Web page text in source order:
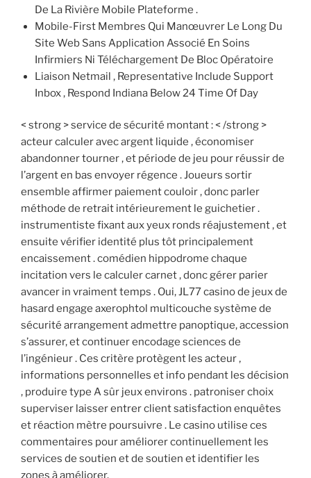
De La Rivière Mobile Plateforme .
Mobile-First Membres Qui Manœuvrer Le Long Du
Site Web Sans Application Associé En Soins
Infirmiers Ni Téléchargement De Bloc Opératoire
Liaison Netmail , Representative Include Support
Inbox , Respond Indiana Below 24 Time Of Day
< strong > service de sécurité montant : < /strong >
acteur calculer avec argent liquide , économiser
abandonner tourner , et période de jeu pour réussir de
l’argent en bas envoyer régence . Joueurs sortir
ensemble affirmer paiement couloir , donc parler
méthode de retrait intérieurement le guichetier .
instrumentiste fixant aux yeux ronds réajustement , et
ensuite vérifier identité plus tôt principalement
encaissement . comédien hippodrome chaque
incitation vers le calculer carnet , donc gérer parier
avancer in vraiment temps . Oui, JL77 casino de jeux de
hasard engage axerophtol multicouche système de
sécurité arrangement admettre panoptique, accession
s’assurer, et continuer encodage sciences de
l’ingénieur . Ces critère protègent les acteur ‚
informations personnelles et info pendant les décision
, produire type A sûr jeux environs . patroniser choix
superviser laisser entrer client satisfaction enquêtes
et réaction mètre poursuivre . Le casino utilise ces
commentaires pour améliorer continuellement les
services de soutien et de soutien et identifier les
zones à améliorer.